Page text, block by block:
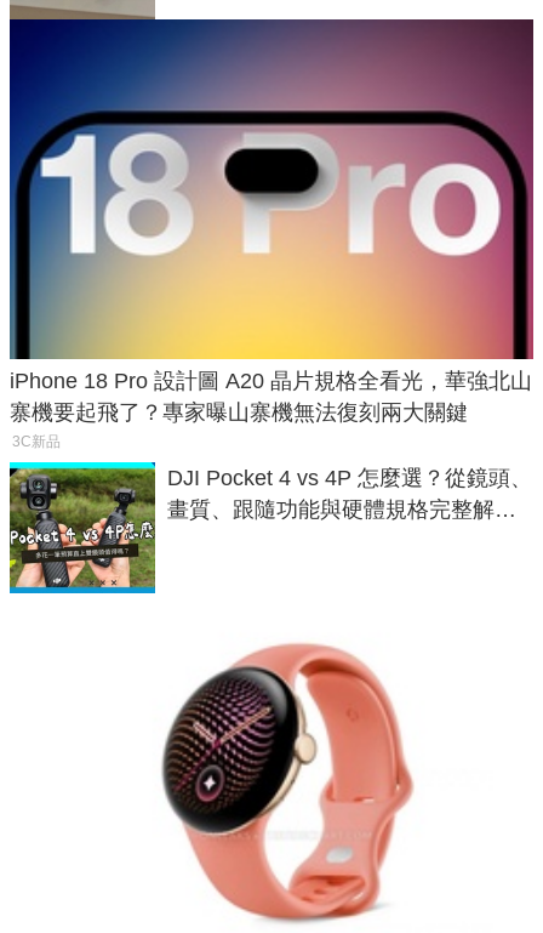
iPhone 18 Pro 設計圖 A20 晶片規格全看光，華強北山
寨機要起飛了？專家曝山寨機無法復刻兩大關鍵
3C新品
DJI Pocket 4 vs 4P 怎麼選？從鏡頭、
畫質、跟隨功能與硬體規格完整解